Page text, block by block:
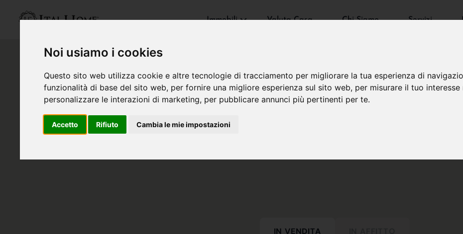
Noi usiamo i cookies
Questo sito web utilizza cookie e altre tecnologie di tracciamento per migliorare la tua esperienza di
funzionalità di base del sito web, per fornire una migliore esperienza sul sito web, per misurare il tuo
personalizzare le interazioni di marketing, per pubblicare annunci più pertinenti per te.
Accetto Rifiuto Cambia le mie impostazioni
Immobili Valuta Casa Chi Siamo Servizi
IN VENDITA